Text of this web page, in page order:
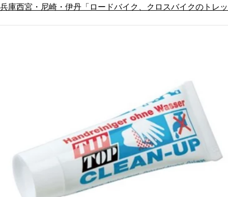
兵庫西宮・尼崎・伊丹「ロードバイク、クロスバイクのトレ